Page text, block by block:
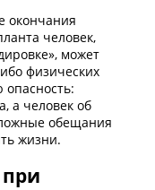
окончания
человек,
может
физических
опасность:
а человек об
обещания
жизни.